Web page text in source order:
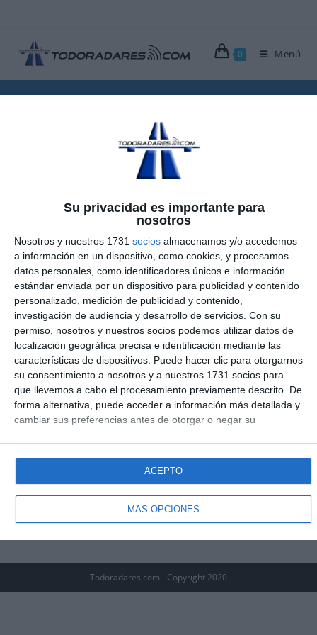
Su privacidad es importante para
nosotros
Nosotros y nuestros 1731 socios almacenamos y/o accedemos
a información en un dispositivo, como cookies, y procesamos
datos personales, como identificadores únicos e información
estándar enviada por un dispositivo para publicidad y contenido
personalizado, medición de publicidad y contenido,
investigación de audiencia y desarrollo de servicios. Con su
permiso, nosotros y nuestros socios podemos utilizar datos de
localización geográfica precisa e identificación mediante las
características de dispositivos. Puede hacer clic para otorgarnos
su consentimiento a nosotros y a nuestros 1731 socios para
que llevemos a cabo el procesamiento previamente descrito. De
forma alternativa, puede acceder a información más detallada y
cambiar sus preferencias antes de otorgar o negar su
sus preferencias o retirar su consentimiento en cualquier
momento volviendo a este sitio y haciendo clic en el botón
"Privacidad" en la parte inferior de la página web.
MÁS OPCIONES
ACEPTO
contenido
0 Menú
Jammers de radar
Publicación
de
la
entrada:
25 febrero, 2008
Categoría
de
la
entrada:
Inhibidores
Comentarios
de
la
entrada:
Sin comentarios
Los jammer de radar son aparatos que inhiben el
funcionamiento del radar. A diferencia de un detector
de radares que solo detecta frecuencias como si fuera
una simple radio, los jammers de radar emiten una
potente señal de radar con la intención de
sobreponerse a al radar o confundir la señal que emite
el propio radar y así interrumpir su correcto
funcionamiento.
(más…)
De
Radar
Todoradares.com - Copyright 2020